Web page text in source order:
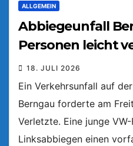
ALLGEMEIN
Abbiegeunfall
Personen leicht
18. JULI 2026
Ein Verkehrsunfall auf
Berngau forderte am
Verletzte. Eine junge
Linksabbiegen einen